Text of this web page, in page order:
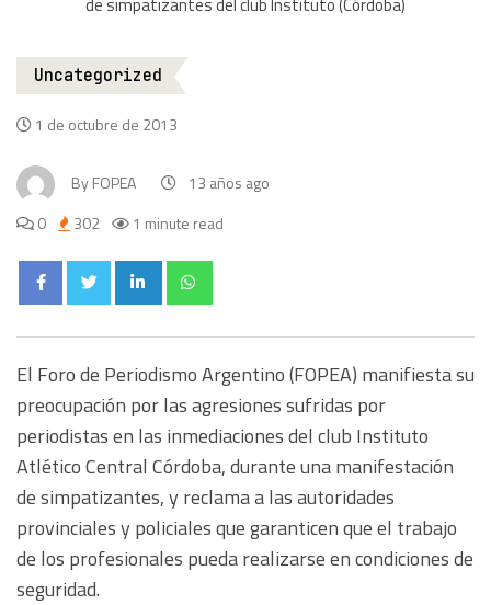
Uncategorized
1 de octubre de 2013
ByFOPEA
13 años ago
0
302 1 minute read
El Foro de Periodismo Argentino (FOPEA) manifiesta su
preocupación por las agresiones sufridas por
periodistas en las inmediaciones del club Instituto
Atlético Central Córdoba, durante una manifestación
de simpatizantes, y reclama a las autoridades
provinciales y policiales que garanticen que el trabajo
de los profesionales pueda realizarse en condiciones de
seguridad.